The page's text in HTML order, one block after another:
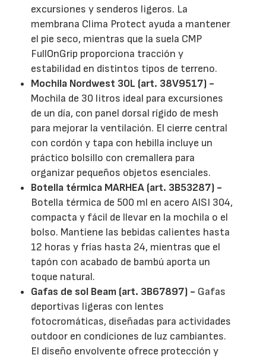
excursiones y senderos ligeros. La
membrana Clima Protect ayuda a mantener
el pie seco, mientras que la suela CMP
FullOnGrip proporciona tracción y
estabilidad en distintos tipos de terreno.
Mochila Nordwest 30L (art. 38V9517) -
Mochila de 30 litros ideal para excursiones
de un día, con panel dorsal rígido de mesh
para mejorar la ventilación. El cierre central
con cordón y tapa con hebilla incluye un
práctico bolsillo con cremallera para
organizar pequeños objetos esenciales.
Botella térmica MARHEA (art. 3B53287) -
Botella térmica de 500 ml en acero AISI 304,
compacta y fácil de llevar en la mochila o el
bolso. Mantiene las bebidas calientes hasta
12 horas y frías hasta 24, mientras que el
tapón con acabado de bambú aporta un
toque natural.
Gafas de sol Beam (art. 3B67897) - Gafas
deportivas ligeras con lentes
fotocromáticas, diseñadas para actividades
outdoor en condiciones de luz cambiantes.
El diseño envolvente ofrece protección y